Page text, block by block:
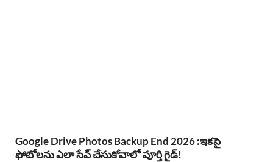
Google Drive Photos Backup End 2026 :ఇకపై
ఫోటోలను ఎలా సేవ్ చేసుకోవాలో పూర్తి గైడ్!